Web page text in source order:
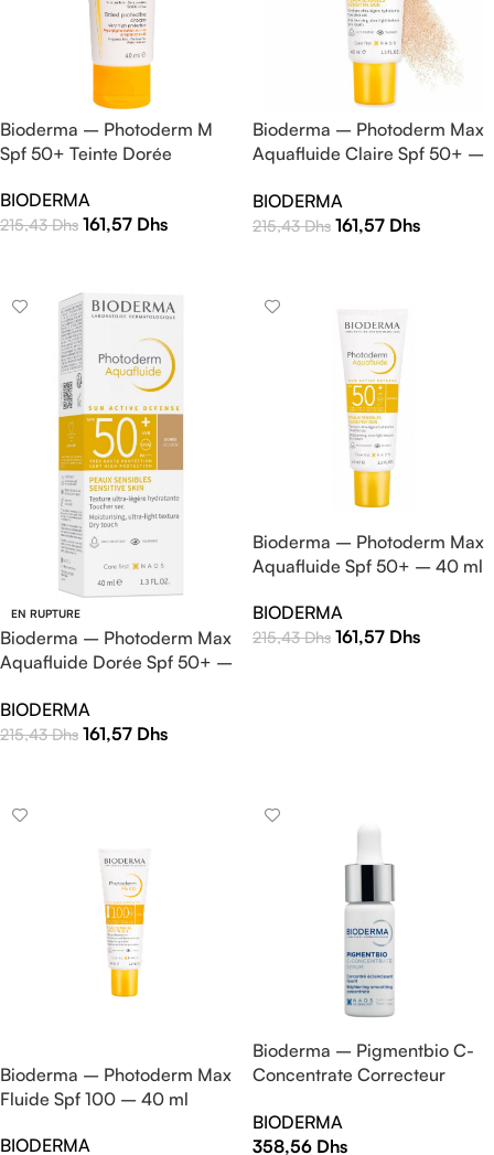
Bioderma – Photoderm M
Spf 50+ Teinte Dorée
BIODERMA
215,43Dhs 161,57 Dhs
Bioderma – Photoderm Max
Aquafluide Claire Spf 50+ –
BIODERMA
215,43Dhs 161,57 Dhs
EN RUPTURE
Bioderma – Photoderm Max
Aquafluide Dorée Spf 50+ –
BIODERMA
215,43Dhs 161,57 Dhs
Bioderma – Photoderm Max
Aquafluide Spf 50+ – 40 ml
BIODERMA
215,43Dhs 161,57 Dhs
Bioderma – Photoderm Max
Fluide Spf 100 – 40 ml
BIODERMA
Bioderma – Pigmentbio C-
Concentrate Correcteur
15 ml
BIODERMA
358,56 Dhs